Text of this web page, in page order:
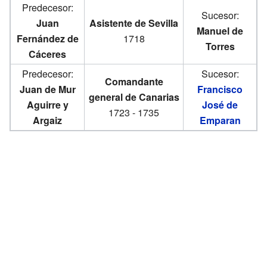
Predecesor:
Juan
Fernández de
Cáceres
Asistente de Sevilla
1718
Sucesor:
Manuel de
Torres
Predecesor:
Juan de Mur
Aguirre y
Argaiz
Comandante
general de Canarias
1723 - 1735
Sucesor:
Francisco
José de
Emparan